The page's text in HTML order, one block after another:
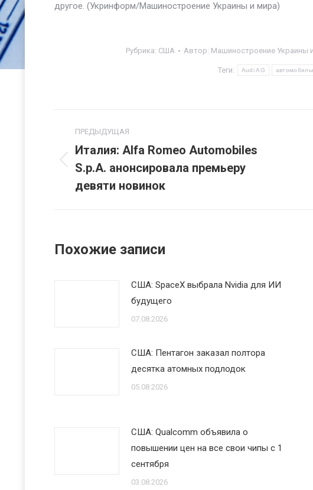
другое. (Укринформ/Машиностроение Украины и мира)
Рубрика: США Автор: Машиностроение Украины
Теги: Audi AG
по
записям
ПРЕДЫДУЩАЯ
Предыдущая
запись:
Италия: Alfa Romeo Automobiles
S.p.A. анонсировала премьеру
девяти новинок
Похожие записи
США: SpaceX выбрала Nvidia для ИИ
будущего
07.08.2026
США: Пентагон заказал полтора
десятка атомных подлодок
05.08.2026
США: Qualcomm объявила о
повышении цен на все свои чипы с 1
сентября
03.08.2026